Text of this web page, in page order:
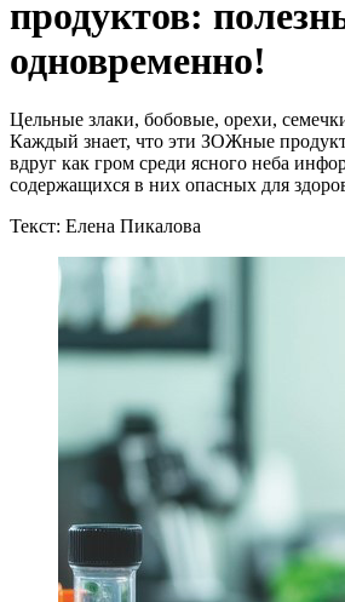
продуктов:
одновременно!
Цельные злаки, бобовые, орехи,
Каждый знает, что эти ЗОЖные
вдруг как гром среди ясного неба
содержащихся в них опасных для
Текст: Елена Пикалова